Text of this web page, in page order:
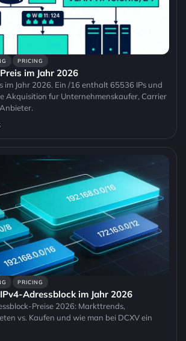
PRICING
im Jahr 2026
im Jahr 2026. Ein /16 enthalt 65536 IPs und
Akquisition fur Unternehmenskaufer, Carrier
PRICING
Adressblock im Jahr 2026
Preise 2026: Markttrends,
vs. Kaufen und wie man bei DCXV ein